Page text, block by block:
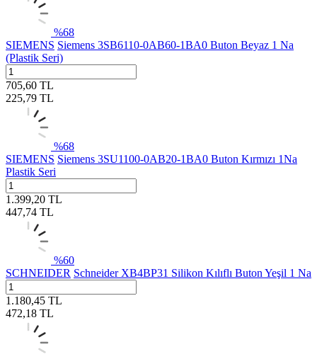
%68
SIEMENS Siemens 3SB6110-0AB60-1BA0 Buton Beyaz 1 Na
(Plastik Seri)
705,60 TL
225,79 TL
%68
SIEMENS Siemens 3SU1100-0AB20-1BA0 Buton Kırmızı 1Na
Plastik Seri
1.399,20 TL
447,74 TL
%60
SCHNEIDER Schneider XB4BP31 Silikon Kılıflı Buton Yeşil 1 Na
1.180,45 TL
472,18 TL